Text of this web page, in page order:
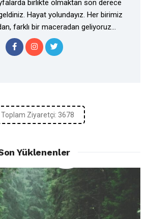
birlikte olmaktan son derece
Hayat yolundayız. Her birimiz
farklı bir maceradan geliyoruz...
Ziyaretçi: 3678
Yüklenenler